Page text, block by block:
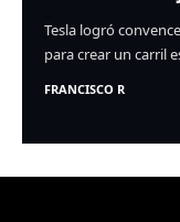
Tesla logró
para crear un carril
FRANCISCO R